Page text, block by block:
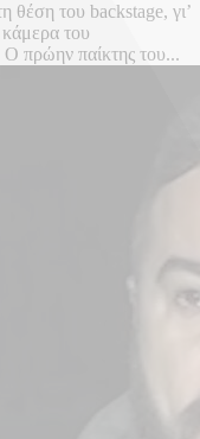
θέση του backstage, γι’
του
πρώην παίκτης του...